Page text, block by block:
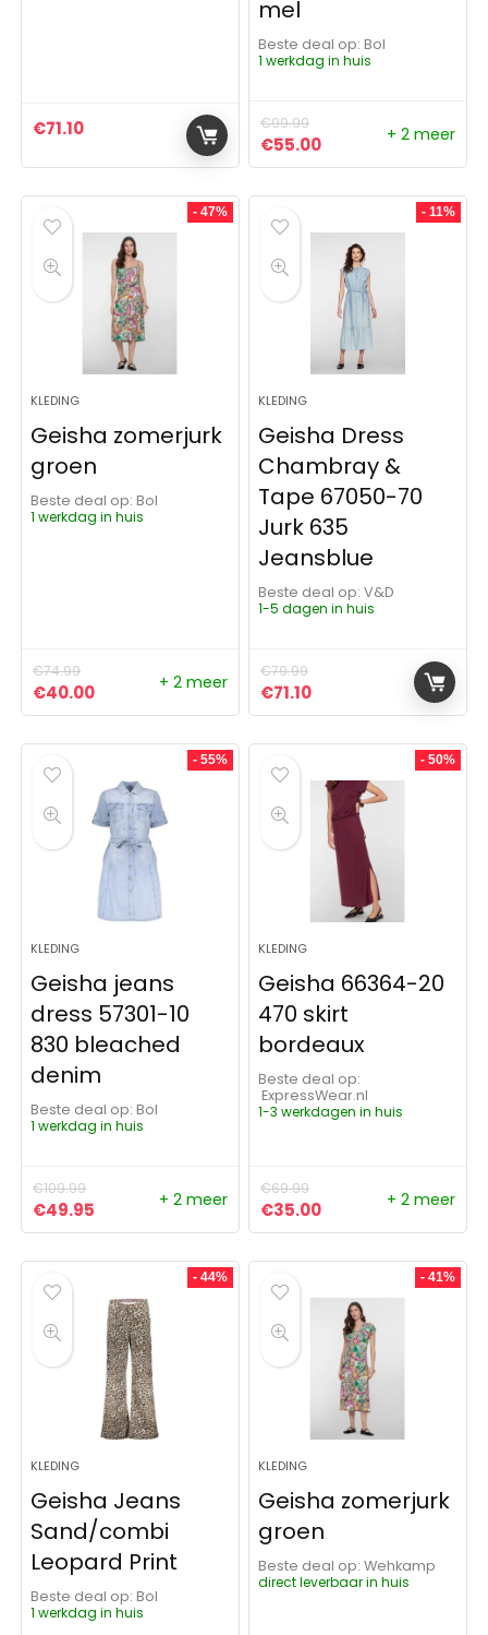
€71.10
mel
Beste deal op:
Bol
1 werkdag in huis
€99.99
Oorspronkelijke prijs
€55.00Huidige prijs is:
+ 2 meer
- 47%
KLEDING
Geisha zomerjurk
groen
Beste deal op:
Bol
1 werkdag in huis
€74.99
Oorspronkelijke prijs was: €74.99.
€40.00Huidige prijs is: €40.00.
+ 2 meer
- 11%
KLEDING
Geisha Dress
Chambray &
Tape 67050-70
Jurk 635
Jeansblue
Beste deal op:
V&D
1-5 dagen in huis
€79.99
Oorspronkelijke prijs was:
€71.10Huidige prijs is:
- 55%
KLEDING
Geisha jeans
dress 57301-10
830 bleached
denim
Beste deal op:
Bol
1 werkdag in huis
€109.99
Oorspronkelijke prijs was: €109.99.
€49.95 Huidige prijs is: €49.95.
+ 2 meer
- 50%
KLEDING
Geisha 66364-20
470 skirt
bordeaux
Beste deal op:
ExpressWear.nl
1-3 werkdagen in huis
€69.99
Oorspronkelijke prijs
€35.00Huidige prijs is:
+ 2 meer
- 44%
KLEDING
Geisha Jeans
Sand/combi
Leopard Print
Beste deal op:
Bol
1 werkdag in huis
- 41%
KLEDING
Geisha zomerjurk
groen
Beste deal op:
Wehkamp
direct leverbaar in huis